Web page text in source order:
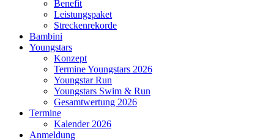
Benefit
Leistungspaket
Streckenrekorde
Bambini
Youngstars
Konzept
Termine Youngstars 2026
Youngstar Run
Youngstars Swim & Run
Gesamtwertung 2026
Termine
Kalender 2026
Anmeldung